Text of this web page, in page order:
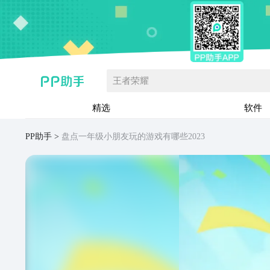
王者荣耀
精选 软件
PP助手 盘点一年级小朋友玩的游戏有哪些2023